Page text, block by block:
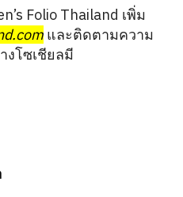
Folio Thailand เพิ่ม
และติดตามความ
งโซเชียลมี